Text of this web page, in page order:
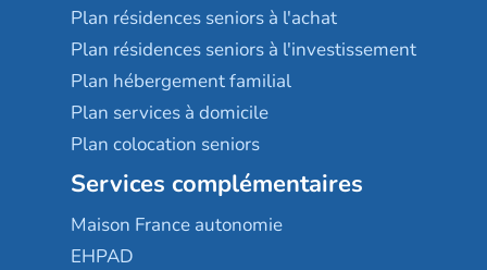
Plan résidences seniors à l'achat
Plan résidences seniors à l'investissement
Plan hébergement familial
Plan services à domicile
Plan colocation seniors
Services complémentaires
Maison France autonomie
EHPAD